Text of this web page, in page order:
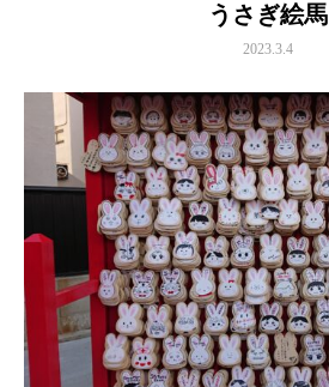
うさぎ絵馬
2023.3.4